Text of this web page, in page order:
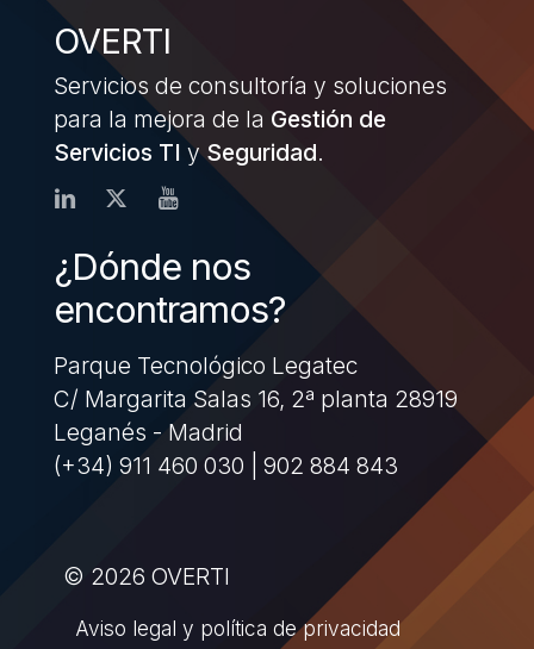
OVERTI
Servicios de consultoría y soluciones
para la mejora de la Gestión de
Servicios TI ySeguridad.
¿Dónde nos
encontramos?
Parque Tecnológico Legatec
C/ Margarita Salas 16, 2ª planta 28919
Leganés - Madrid
(+34) 911 460 030 | 902 884 843
© 2026 OVERTI
Aviso legal y política de privacidad